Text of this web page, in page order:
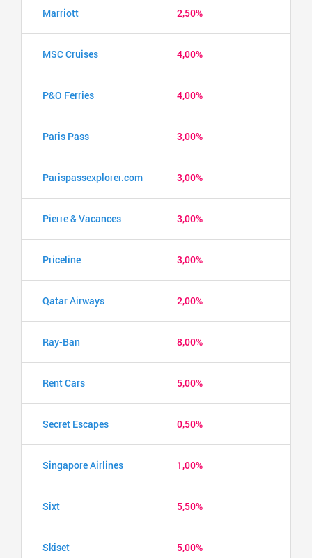
Marriott 2,50%
MSC Cruises 4,00%
P&O Ferries 4,00%
Paris Pass 3,00%
Parispassexplorer.com 3,00%
Pierre & Vacances 3,00%
Priceline 3,00%
Qatar Airways 2,00%
Ray-Ban 8,00%
Rent Cars 5,00%
Secret Escapes 0,50%
Singapore Airlines 1,00%
Sixt 5,50%
Skiset 5,00%